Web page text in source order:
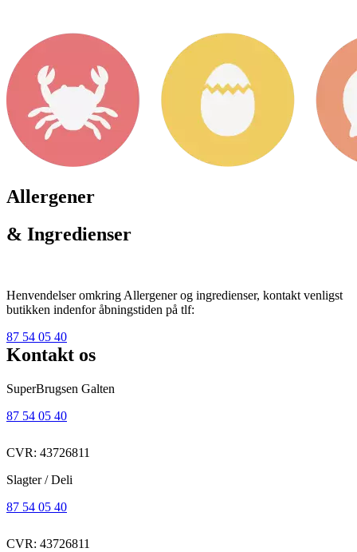
Allergener
& Ingredienser
Henvendelser omkring Allergener og ingredienser, kontakt venligst
butikken indenfor åbningstiden på tlf:
87 54 05 40
Kontakt os
SuperBrugsen Galten
87 54 05 40
CVR: 43726811
Slagter / Deli
87 54 05 40
CVR: 43726811